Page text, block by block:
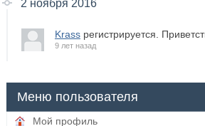
2 ноября 2016
Krassрегистрируется.
9 лет назад
Меню пользователя
Мой профиль